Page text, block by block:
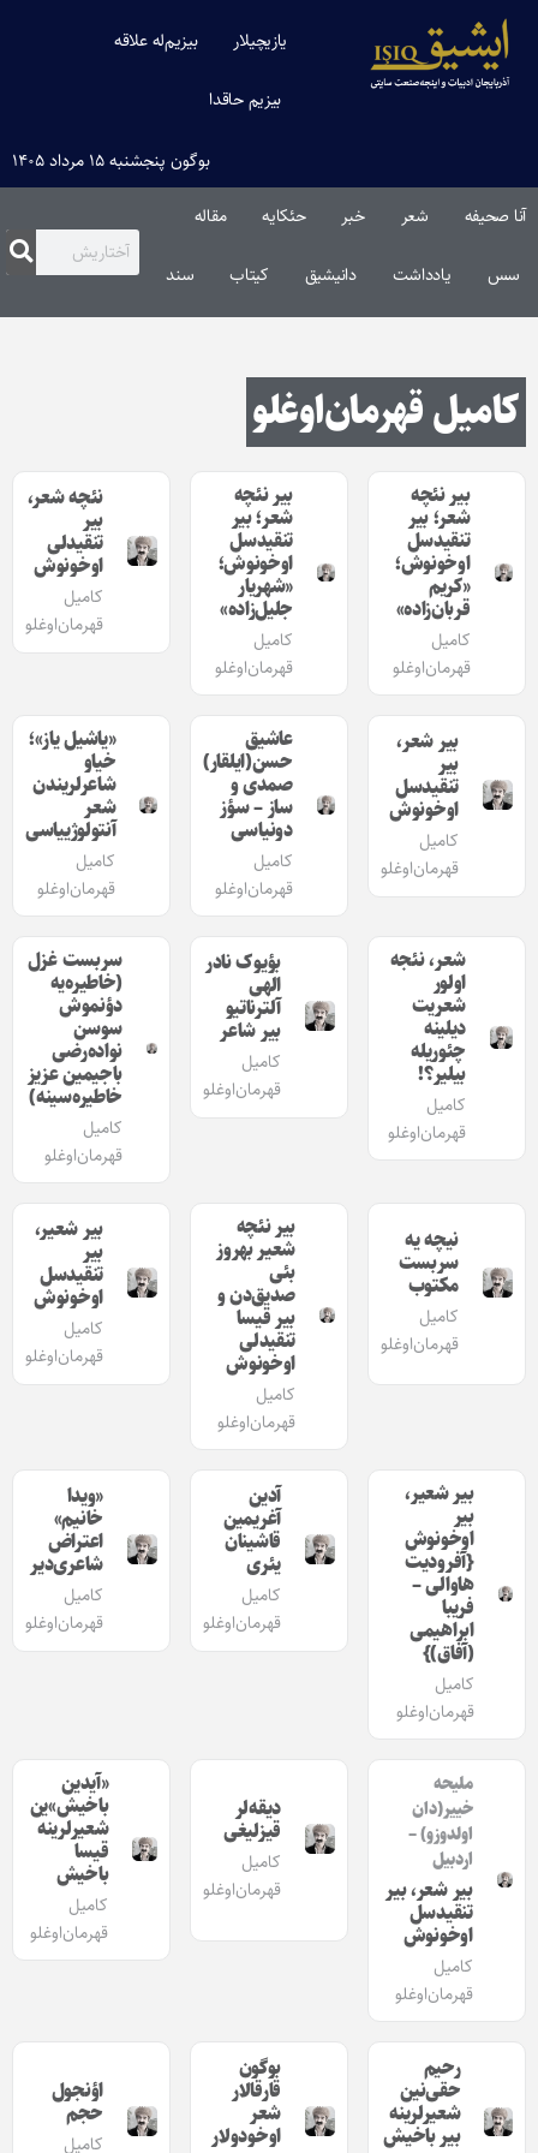
یازیچیلار بیزیم‌له علاقه
بیزیم حاقدا
بوگون پنجشنبه ۱۵ مرداد ۱۴۰۵
آنا صحیفه شعر خبر حئکایه مقاله‌
سس یادداشت دانیشیق کیتاب سند
کامیل قهرمان‌اوغلو
بیر نئچه
شعر؛ بیر
تنقیدسل
اوخونوش؛
«کریم
قربان‌زاده»
کامیل
قهرمان‌اوغلو
بیر نئچه
شعر؛ بیر
تنقیدسل
اوخونوش؛
«شهریار
جلیل‌زاده»
کامیل
قهرمان‌اوغلو
نئچه شعر،
بیر
تنقیدلی
اوخونوش
کامیل
قهرمان‌اوغلو
بیر شعر،
بیر
تنقیدسل
اوخونوش
کامیل
قهرمان‌اوغلو
عاشیق
حسن(ایلقار)
صمدی و
ساز – سؤز
دونیاسی
کامیل
قهرمان‌اوغلو
«یاشیل یاز»؛
خیاو
شاعرلریندن
شعر
آنتولوژییاسی
کامیل
قهرمان‌اوغلو
شعر، نئجه
اولور
شعریت
دیلینه
چئوریله‌
بیلیر؟!
کامیل
قهرمان‌اوغلو
بؤیوک نادر
الهی
آلترناتیو
بیر شاعر
کامیل
قهرمان‌اوغلو
سربست غزل
(خاطیره‌یه
دؤنموش
سوسن
نواده‌رضی
باجیمین عزیز
خاطیره‌سینه)
کامیل
قهرمان‌اوغلو
نیچه یه
سربست
مکتوب
کامیل
قهرمان‌اوغلو
بیر نئچه
شعیر بهروز
بئی
صدیق‌دن و‌
بیر قیسا
تنقیدلی
اوخونوش
کامیل
قهرمان‌اوغلو
بیر شعیر،
بیر
تنقیدسل
اوخونوش
کامیل
قهرمان‌اوغلو
بیر شعیر،
بیر
اوخونوش
{آفرودیت
هاوالی –
فریبا
ابراهیمی
(آفاق)}
کامیل
قهرمان‌اوغلو
آدین
آغریمین
قاشینان
یئری
کامیل
قهرمان‌اوغلو
«ویدا
خانیم»
اعتراض
شاعری‌دیر
کامیل
قهرمان‌اوغلو
ملیحه
خییر(دان
اولدوزو) –
اردبیل
بیر شعر، بیر
تنقیدسل
اوخونوش
کامیل
قهرمان‌اوغلو
دیقه‌لر
قیزلیغی
کامیل
قهرمان‌اوغلو
«آیدین
باخیش»ین
شعیرلرینه
قیسا
باخیش
کامیل
قهرمان‌اوغلو
رحیم
حقی‌نین
شعیرلرینه
بیر باخیش
بوگون
قارقالار
شعر
اوخودولار
اؤنجول
حجم
کامیل